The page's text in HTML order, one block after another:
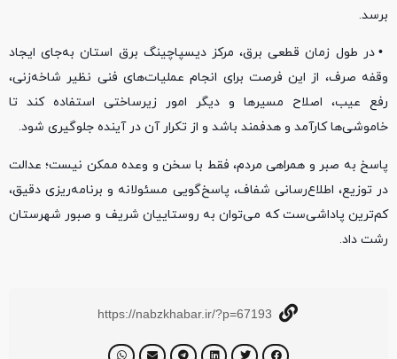
برسد.
• در طول زمان قطعی برق، مرکز دیسپاچینگ برق استان به‌جای ایجاد
وقفه صرف، از این فرصت برای انجام عملیات‌های فنی نظیر شاخه‌زنی،
رفع عیب، اصلاح مسیرها و دیگر امور زیرساختی استفاده کند تا
خاموشی‌ها کارآمد و هدفمند باشد و از تکرار آن در آینده جلوگیری شود.
پاسخ به صبر و همراهی مردم، فقط با سخن و وعده ممکن نیست؛ عدالت
در توزیع، اطلاع‌رسانی شفاف، پاسخ‌گویی مسئولانه و برنامه‌ریزی دقیق،
کم‌ترین پاداشی‌ست که می‌توان به روستاییان شریف و صبور شهرستان
رشت داد.
https://nabzkhabar.ir/?p=67193